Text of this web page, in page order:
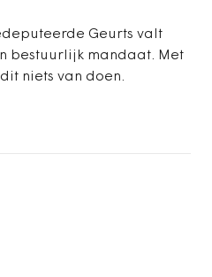
Geurts valt
bestuurlijk mandaat. Met
niets van doen.